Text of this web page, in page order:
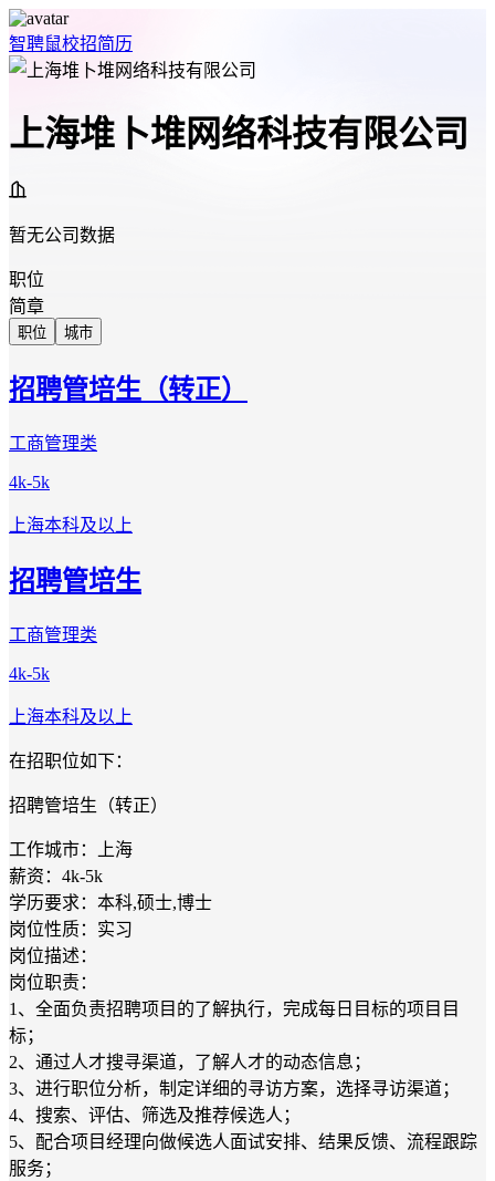
智聘鼠校招简历
上海堆卜堆网络科技有限公司
暂无公司数据
职位
简章
职位 城市
招聘管培生（转正）
工商管理类
4k-5k
上海本科及以上
招聘管培生
工商管理类
4k-5k
上海本科及以上
在招职位如下：
招聘管培生（转正）
工作城市：上海
薪资：4k-5k
学历要求：本科,硕士,博士
岗位性质：实习
岗位描述：
岗位职责：
1、全面负责招聘项目的了解执行，完成每日目标的项目目
标；
2、通过人才搜寻渠道，了解人才的动态信息；
3、进行职位分析，制定详细的寻访方案，选择寻访渠道；
4、搜索、评估、筛选及推荐候选人；
5、配合项目经理向做候选人面试安排、结果反馈、流程跟踪
服务；